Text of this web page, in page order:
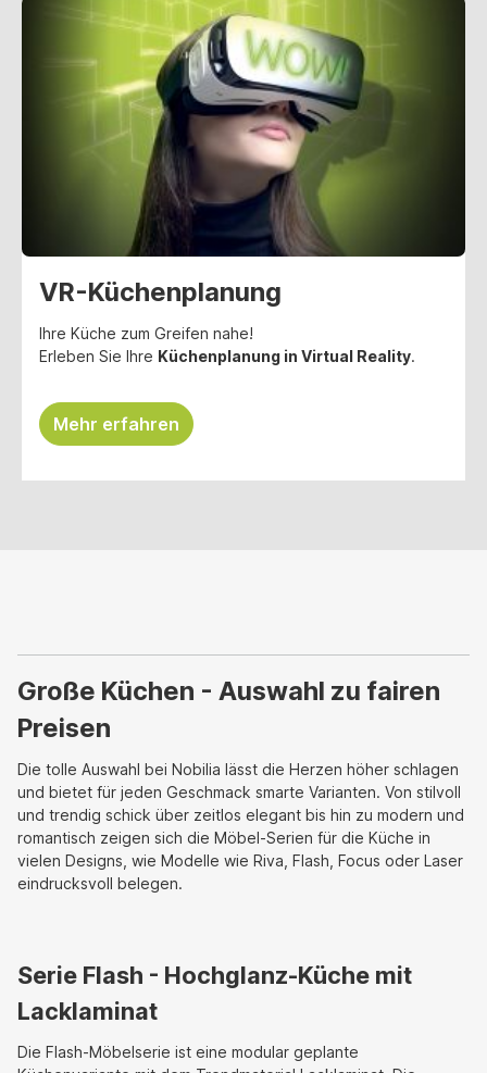
VR-Küchenplanung
Ihre Küche zum Greifen nahe!
Erleben Sie Ihre Küchenplanung in Virtual Reality.
Mehr erfahren
Große Küchen - Auswahl zu fairen
Preisen
Die tolle Auswahl bei Nobilia lässt die Herzen höher schlagen
und bietet für jeden Geschmack smarte Varianten. Von stilvoll
und trendig schick über zeitlos elegant bis hin zu modern und
romantisch zeigen sich die Möbel-Serien für die Küche in
vielen Designs, wie Modelle wie Riva, Flash, Focus oder Laser
eindrucksvoll belegen.
Serie Flash - Hochglanz-Küche mit
Lacklaminat
Die Flash-Möbelserie ist eine modular geplante